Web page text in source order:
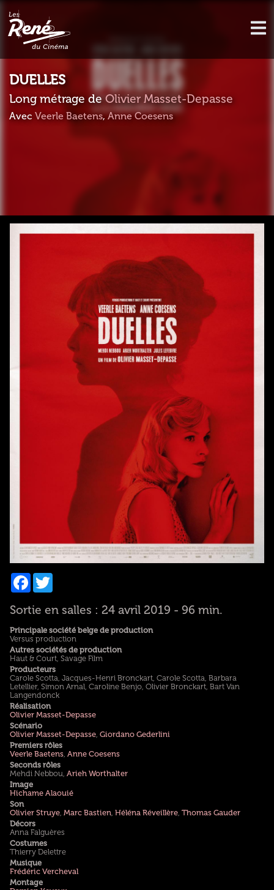
DUELLES
Long métrage deOlivier Masset-Depasse
Avec Veerle Baetens,Anne Coesens
Facebook
Twitter
Sortie en salles : 24 avril 2019 - 96 min.
Principale société belge de production
Versus production
Autres sociétés de production
Haut & Court, Savage Film
Producteurs
Carole Scotta, Jacques-Henri Bronckart, Carole Scotta, Barbara
Letellier, Simon Arnal, Caroline Benjo, Olivier Bronckart, Bart Van
Langendonck
Réalisation
Olivier Masset-Depasse
Scénario
Olivier Masset-Depasse, Giordano Gederlini
Premiers rôles
Veerle Baetens, Anne Coesens
Seconds rôles
Mehdi Nebbou, Arieh Worthalter
Image
Hichame Alaouié
Son
Olivier Struye, Marc Bastien, Héléna Réveillère, Thomas Gauder
Décors
Anna Falguères
Costumes
Thierry Delettre
Musique
Frédéric Vercheval
Montage